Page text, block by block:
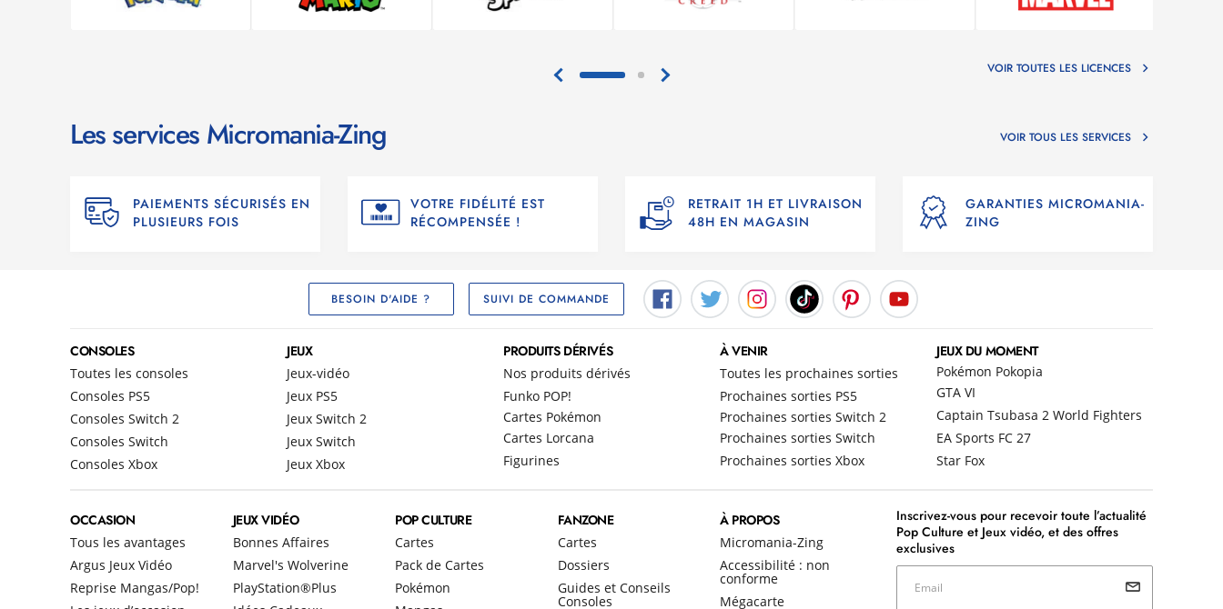
VOIR TOUTES LES LICENCES
Les services Micromania-Zing VOIR TOUS LES SERVICES
PAIEMENTS SÉCURISÉS EN
PLUSIEURS FOIS
VOTRE FIDÉLITÉ EST
RÉCOMPENSÉE !
RETRAIT 1H ET LIVRAISON
48H EN MAGASIN
GARANTIES MICROMANIA-
ZING
BESOIN D'AIDE ? SUIVI DE COMMANDE
CONSOLES
Toutes les consoles
Consoles PS5
Consoles Switch 2
Consoles Switch
Consoles Xbox
JEUX
Jeux-vidéo
Jeux PS5
Jeux Switch 2
Jeux Switch
Jeux Xbox
PRODUITS DÉRIVÉS
Nos produits dérivés
Funko POP!
Cartes Pokémon
Cartes Lorcana
Figurines
À VENIR
Toutes les prochaines sorties
Prochaines sorties PS5
Prochaines sorties Switch 2
Prochaines sorties Switch
Prochaines sorties Xbox
JEUX DU MOMENT
Pokémon Pokopia
GTA VI
Captain Tsubasa 2 World Fighters
EA Sports FC 27
Star Fox
OCCASION
Tous les avantages
Argus Jeux Vidéo
Reprise Mangas/Pop!
JEUX VIDÉO
Bonnes Affaires
Marvel's Wolverine
PlayStation®Plus
POP CULTURE
Cartes
Pack de Cartes
Pokémon
FANZONE
Cartes
Dossiers
Guides et Conseils
Consoles
À PROPOS
Micromania-Zing
Accessibilité : non
conforme
Mégacarte
Inscrivez-vous pour recevoir toute l’actualité
Pop Culture et Jeux vidéo, et des offres
exclusives
Email